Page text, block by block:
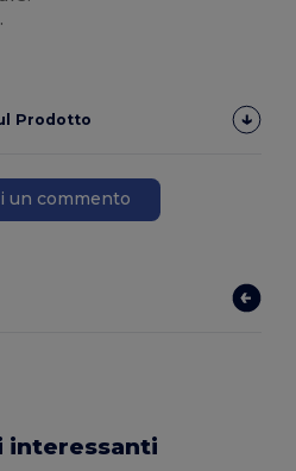
Prodotto
un commento
interessanti